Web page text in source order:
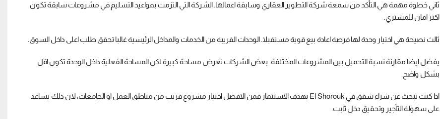
ثاني خطوة مهمة هي التأكد من سمعة شركة التطوير العقاري وسابقة اعمالها. الشركة التي التزمت بمواعيد التسليم في مشروعات سابقة تكون
اكثر امان للمشتري.
ثالث نصيحة هي اختيار وحدة لها فرصة اعادة بيع قوية مستقبلا. الوحدات القريبة من الخدمات والمداخل الرئيسية غالبا تحقق طلب اعلى داخل السوق.
يفضل ايضا مقارنة نسبة التحميل بين المشروعات المختلفة. بعض الشركات تعرض مساحة كبيرة لكن المساحة الفعلية داخل الوحدة تكون اقل
بشكل واضح.
اذا كنت تبحث عن شراء شقق في El Shorouk بهدف الاستثمار فمن الافضل اختيار مشروع قريب من مناطق العمل او الجامعات، لان ذلك يساعد
على سهولة التأجير وتحقيق دخل ثابت.